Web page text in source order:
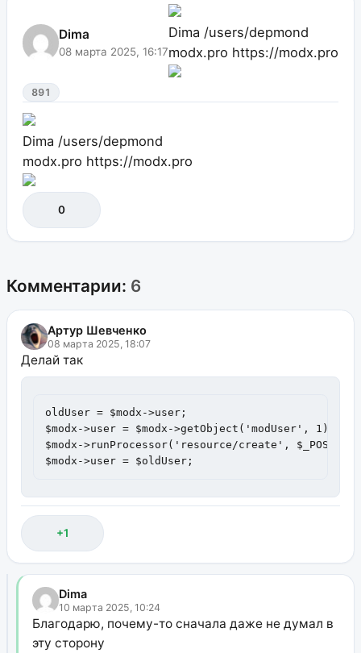
Dima
08 марта 2025, 16:17
Dima /users/depmond
modx.pro https://modx.pro
891
Dima /users/depmond
modx.pro https://modx.pro
0
Комментарии: 6
Артур Шевченко
08 марта 2025, 18:07
Делай так
oldUser = $modx->user;
$modx->user = $modx->getObject('modUser', 1);
$modx->runProcessor('resource/create', $_POST);
$modx->user = $oldUser;
+1
Dima
10 марта 2025, 10:24
Благодарю, почему-то сначала даже не думал в
эту сторону